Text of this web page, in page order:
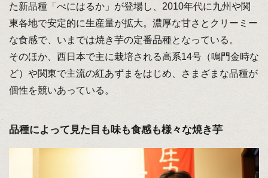
た新品種「べにはるか」が登場し、2010年代に九州や関
東各地で安定的に生産量が拡大。濃厚な甘さとクリーミー
な食感で、いまでは焼き芋の定番品種となっている。
そのほか、西日本で主に栽培される高系14号（鳴門金時な
ど）や関東で主流の紅あずまをはじめ、さまざまな品種が
個性を競いあっている。
品種によって見た目も味も食感も様々な焼き芋